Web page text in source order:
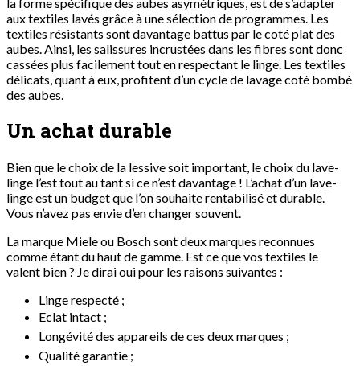
aux textiles lavés grâce à une sélection de programmes. Les
textiles résistants sont davantage battus par le coté plat des
aubes. Ainsi, les salissures incrustées dans les fibres sont donc
cassées plus facilement tout en respectant le linge. Les textiles
délicats, quant à eux, profitent d’un cycle de lavage coté bombé
des aubes.
Un achat durable
Bien que le choix de la lessive soit important, le choix du lave-
linge l’est tout au tant si ce n’est davantage ! L’achat d’un lave-
linge est un budget que l’on souhaite rentabilisé et durable.
Vous n’avez pas envie d’en changer souvent.
La marque Miele ou Bosch sont deux marques reconnues
comme étant du haut de gamme. Est ce que vos textiles le
valent bien ? Je dirai oui pour les raisons suivantes :
Linge respecté ;
Eclat intact ;
Longévité des appareils de ces deux marques ;
Qualité garantie ;